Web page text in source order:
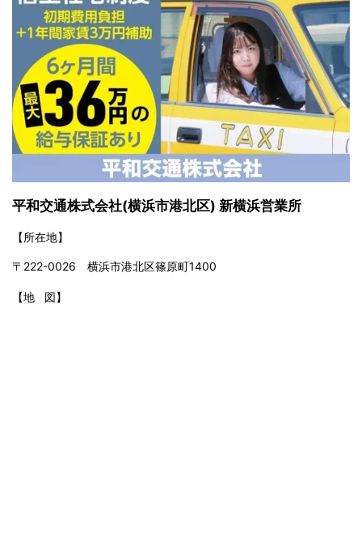
平和交通株式会社(横浜市港北区) 新横浜営業所
【所在地】
〒222-0026 横浜市港北区篠原町1400
【地 図】